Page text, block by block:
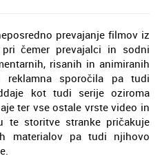
prevajanje filmov iz
čemer prevajalci in sodni
risanih in animiranih
sporočila pa tudi
kot tudi serije oziroma
ter vse ostale vrste video in
te storitve stranke pričakuje
materialov pa tudi njihovo